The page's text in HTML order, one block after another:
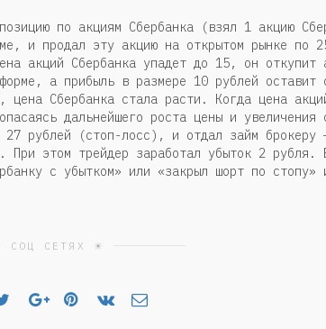
по акциям Сбербанка (взял 1 акцию
и продал эту акцию на открытом рынке по
акций Сбербанка упадет до 15, он откупит
а прибыль в размере 10 рублей оставит
цена Сбербанка стала расти. Когда цена
дальнейшего роста цены и увеличения
27 рублей (стоп-лосс), и отдал займ брокеру
При этом трейдер заработал убыток 2 рубля.
с убытком» или «закрыл шорт по стопу»
СОЦ СЕТЯХ ☀